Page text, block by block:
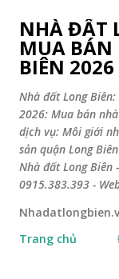
NHÀ ĐẤT
MUA BÁN
BIÊN 2026
Nhà đất Long
2026: Mua bán
dịch vụ: Môi giới
sản quận Long
Nhà đất Long Biên
0915.383.393 -
Trang chủ